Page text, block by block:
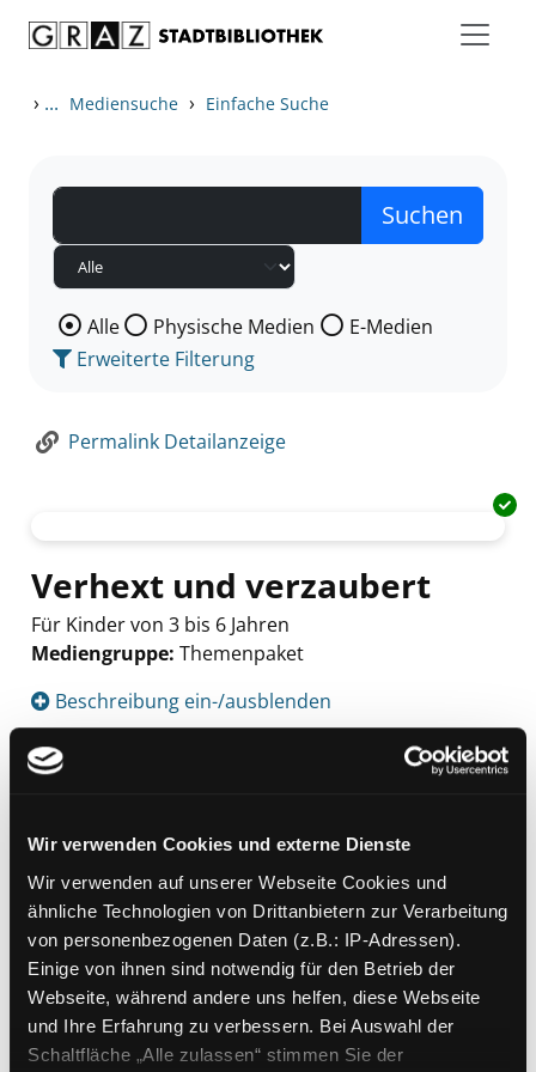
Wir verwenden Cookies und externe Dienste
Wir verwenden auf unserer Webseite Cookies und
ähnliche Technologien von Drittanbietern zur Verarbeitung
von personenbezogenen Daten (z.B.: IP-Adressen).
Einige von ihnen sind notwendig für den Betrieb der
Webseite, während andere uns helfen, diese Webseite
und Ihre Erfahrung zu verbessern. Bei Auswahl der
Schaltfläche „Alle zulassen“ stimmen Sie der
› ... Mediensuche › Einfache Suche
Wählen Sie die Medienart nach der Sie suchen wollen.
Alle Physische Medien
E-Medien
Erweiterte Filterung
Permalink Detailanzeige
Verhext und verzaubert
Für Kinder von 3 bis 6 Jahren
Mediengruppe: Themenpaket
Beschreibung ein-/ausblenden
Mehr Informationen ein-/ausblenden
Exemplare
Zweigstelle:Themenpaket-Service
Signatur: VER
Standort 2:Depot
Status:Verfügbar
Vorbestellungen:0